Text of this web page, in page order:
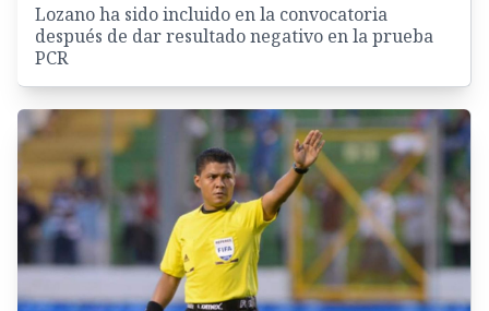
Lozano ha sido incluido en la convocatoria
después de dar resultado negativo en la prueba
PCR